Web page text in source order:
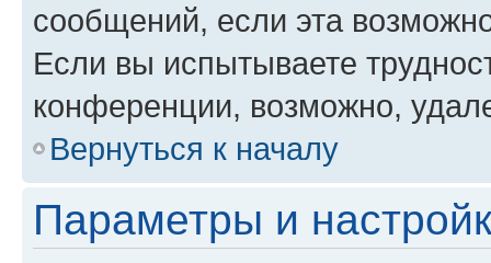
сообщений, если эта
Если вы испытываете
конференции, возможно,
Вернуться к началу
Параметры и